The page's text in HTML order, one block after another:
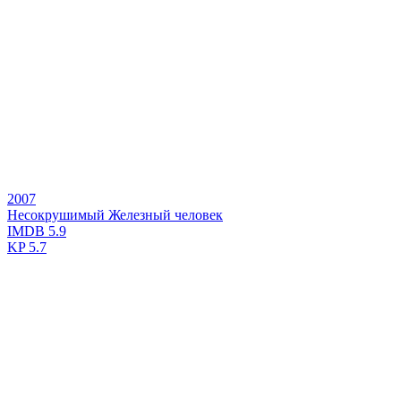
2007
Несокрушимый Железный человек
IMDB 5.9
KP5.7